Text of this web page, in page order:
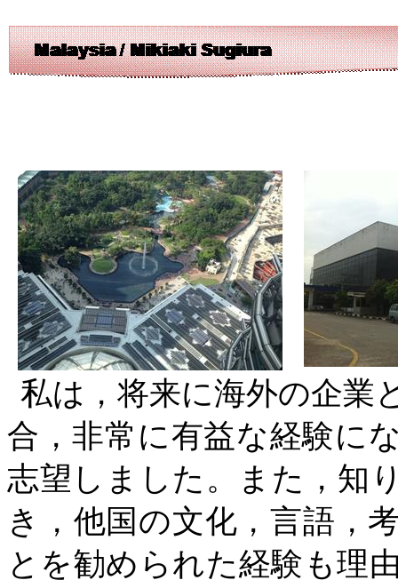
私は，将来に海外の企業
合，非常に有益な経験に
志望しました。また，知
き，他国の文化，言語，
とを勧められた経験も理